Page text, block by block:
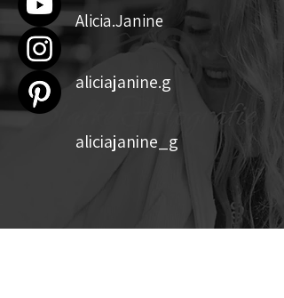
Alicia.Janine
aliciajanine.g
aliciajanine_g